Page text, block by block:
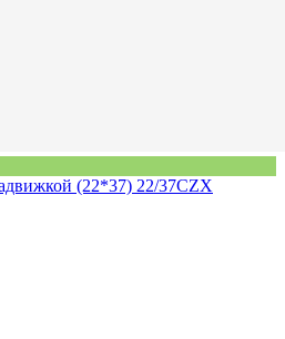
(22*37) 22/37CZX